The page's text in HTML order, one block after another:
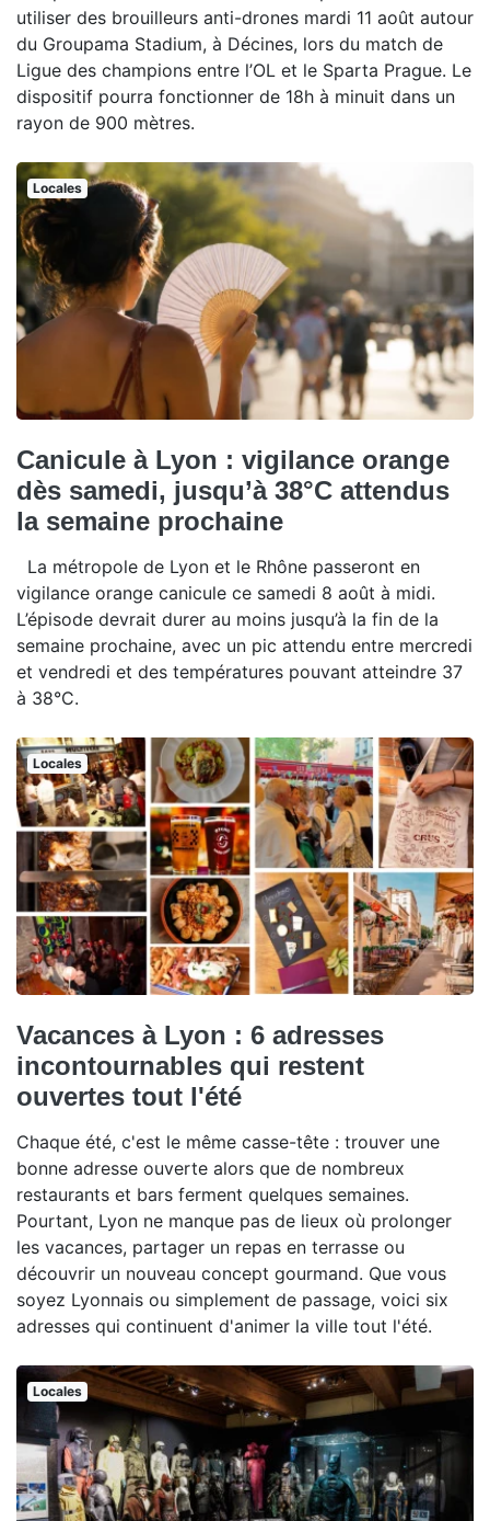
utiliser des brouilleurs anti-drones mardi 11 août autour
du Groupama Stadium, à Décines, lors du match de
Ligue des champions entre l’OL et le Sparta Prague. Le
dispositif pourra fonctionner de 18h à minuit dans un
rayon de 900 mètres.
Locales
Canicule à Lyon : vigilance orange
dès samedi, jusqu’à 38°C attendus
la semaine prochaine
La métropole de Lyon et le Rhône passeront en
vigilance orange canicule ce samedi 8 août à midi.
L’épisode devrait durer au moins jusqu’à la fin de la
semaine prochaine, avec un pic attendu entre mercredi
et vendredi et des températures pouvant atteindre 37
à 38°C.
Locales
Vacances à Lyon : 6 adresses
incontournables qui restent
ouvertes tout l'été
Chaque été, c'est le même casse-tête : trouver une
bonne adresse ouverte alors que de nombreux
restaurants et bars ferment quelques semaines.
Pourtant, Lyon ne manque pas de lieux où prolonger
les vacances, partager un repas en terrasse ou
découvrir un nouveau concept gourmand. Que vous
soyez Lyonnais ou simplement de passage, voici six
adresses qui continuent d'animer la ville tout l'été.
Locales